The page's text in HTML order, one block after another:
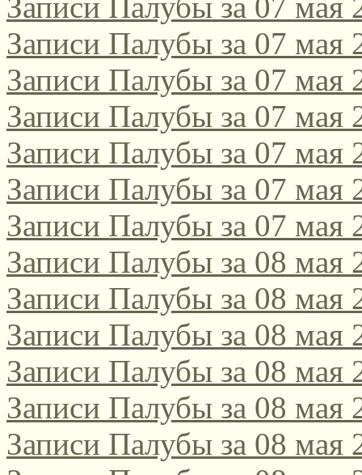
Записи Палубы за 07 мая
Записи Палубы за 07 мая
Записи Палубы за 07 мая
Записи Палубы за 07 мая
Записи Палубы за 07 мая
Записи Палубы за 07 мая
Записи Палубы за 08 мая
Записи Палубы за 08 мая
Записи Палубы за 08 мая
Записи Палубы за 08 мая
Записи Палубы за 08 мая
Записи Палубы за 08 мая